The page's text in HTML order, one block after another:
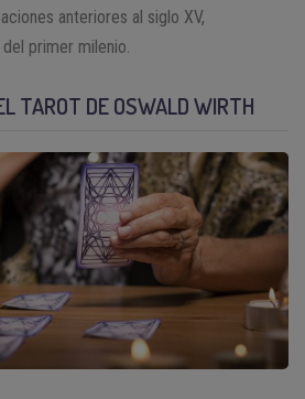
anteriores al siglo XV,
primer milenio.
TAROT DE OSWALD WIRTH